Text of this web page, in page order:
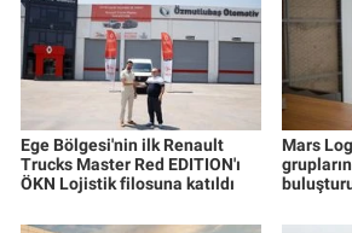
Ege Bölgesi'nin ilk Renault
Trucks Master Red EDITION'ı
ÖKN Lojistik filosuna katıldı
Mars